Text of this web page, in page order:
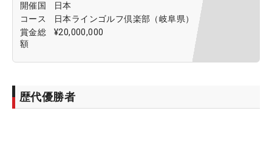
開催国
日本
コース
日本ラインゴルフ倶楽部（岐阜県）
賞金総
額
¥20,000,000
歴代優勝者